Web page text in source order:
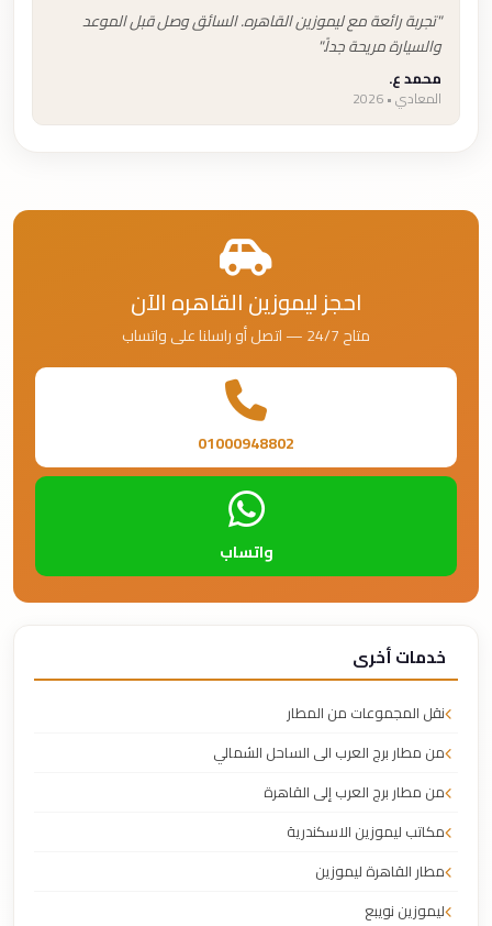
"تجربة رائعة مع ليموزين القاهره. السائق وصل قبل الموعد
والسيارة مريحة جداً."
محمد ع.
المعادي • 2026
احجز ليموزين القاهره الآن
متاح 24/7 — اتصل أو راسلنا على واتساب
01000948802
واتساب
خدمات أخرى
نقل المجموعات من المطار
من مطار برج العرب الى الساحل الشمالي
من مطار برج العرب إلى القاهرة
مكاتب ليموزين الاسكندرية
مطار القاهرة ليموزين
ليموزين نويبع